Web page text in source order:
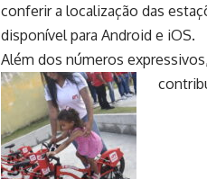
conferir a localização das
disponível para Android e iOS.
Além dos números